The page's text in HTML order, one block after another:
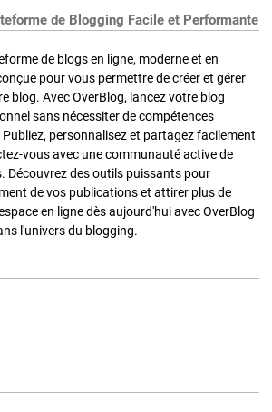
de Blogging Facile et Performante
de blogs en ligne, moderne et en
pour vous permettre de créer et gérer
blog. Avec OverBlog, lancez votre blog
sans nécessiter de compétences
personnalisez et partagez facilement
vous avec une communauté active de
Découvrez des outils puissants pour
de vos publications et attirer plus de
en ligne dès aujourd'hui avec OverBlog
l'univers du blogging.